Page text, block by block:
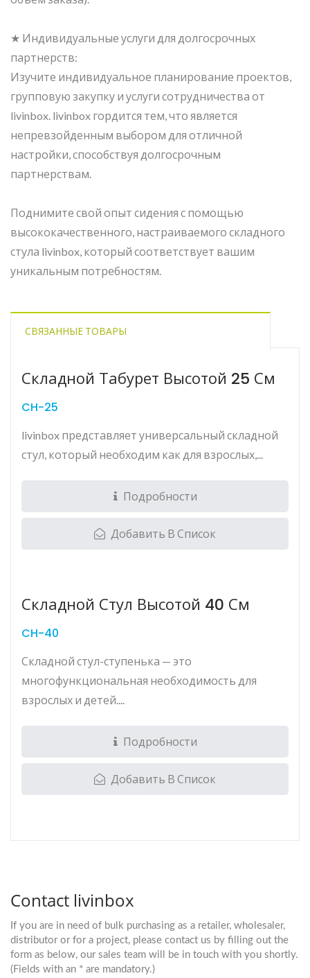
★ Индивидуальные услуги для долгосрочных
партнерств:
Изучите индивидуальное планирование проектов,
групповую закупку и услуги сотрудничества от
livinbox. livinbox гордится тем, что является
непревзойденным выбором для отличной
настройки, способствуя долгосрочным
партнерствам.
Поднимите свой опыт сидения с помощью
высококачественного, настраиваемого складного
стула livinbox, который соответствует вашим
уникальным потребностям.
СВЯЗАННЫЕ ТОВАРЫ
Складной Табурет Высотой 25 См
CH-25
livinbox представляет универсальный складной
стул, который необходим как для взрослых,...
Подробности
Добавить В Список
Складной Стул Высотой 40 См
CH-40
Складной стул-ступенька — это
многофункциональная необходимость для
взрослых и детей....
Подробности
Добавить В Список